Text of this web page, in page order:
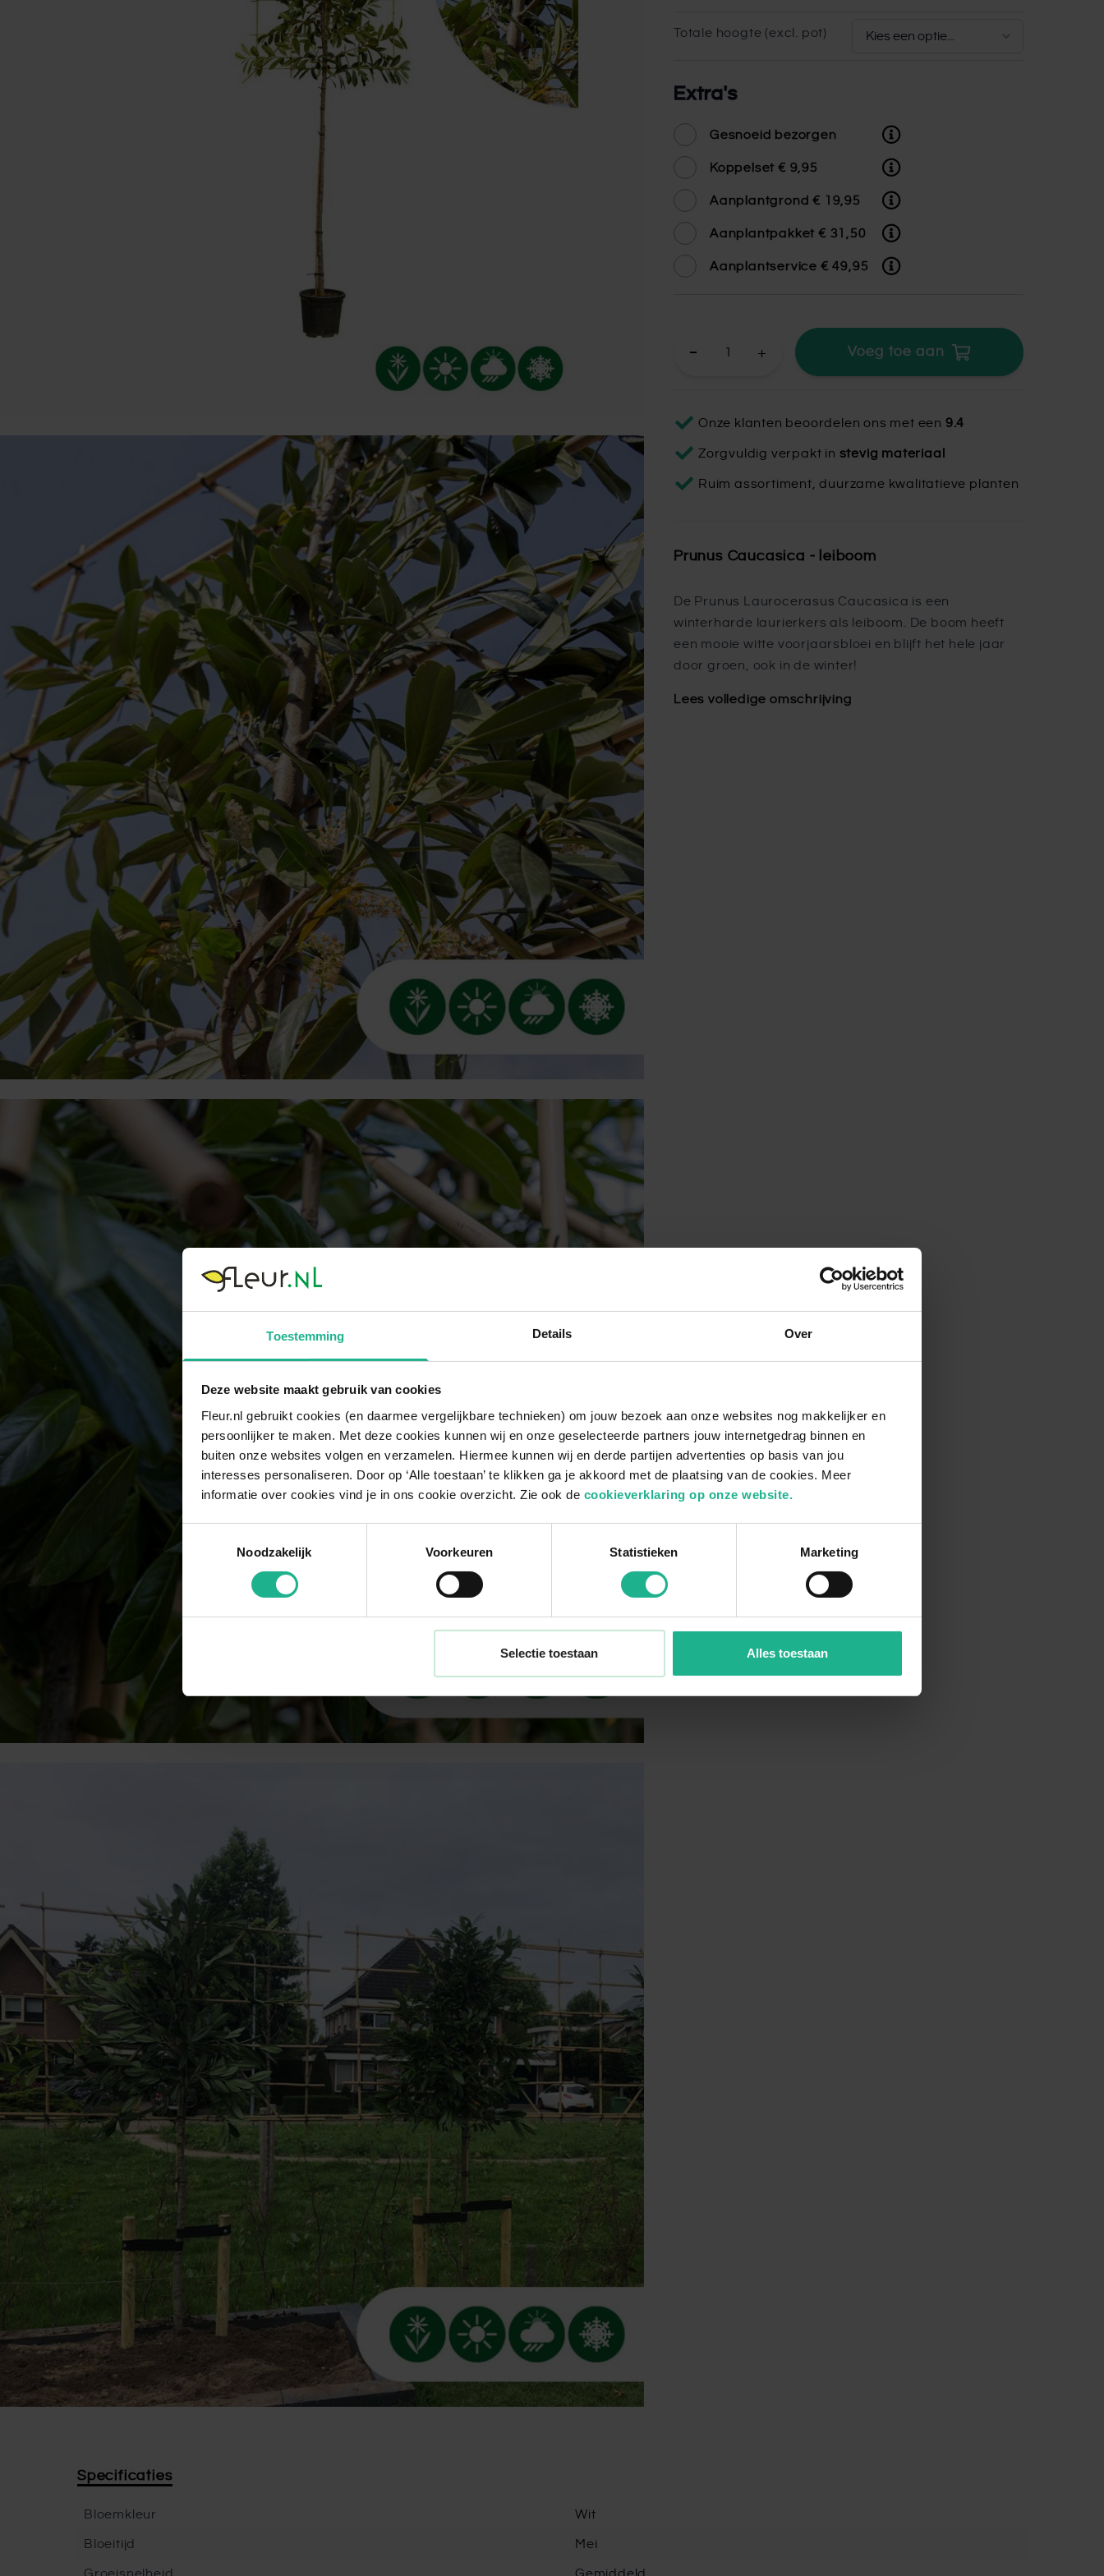
Toestemming Details Over
Deze website maakt gebruik van cookies
Fleur.nl gebruikt cookies (en daarmee vergelijkbare technieken) om jouw bezoek aan onze websites nog makkelijker en
persoonlijker te maken. Met deze cookies kunnen wij en onze geselecteerde partners jouw internetgedrag binnen en
buiten onze websites volgen en verzamelen. Hiermee kunnen wij en derde partijen advertenties op basis van jou
interesses personaliseren. Door op ‘Alle toestaan’ te klikken ga je akkoord met de plaatsing van de cookies. Meer
informatie over cookies vind je in ons cookie overzicht. Zie ook de cookieverklaring op onze website.
Noodzakelijk
Voorkeuren Statistieken Marketing
Selectie toestaan Alles toestaan
Totale hoogte (excl. pot)
Extra's
Gesnoeid bezorgen
Koppelset € 9,95
Aanplantgrond € 19,95
Aanplantpakket € 31,50
Aanplantservice € 49,95
+ Voeg toe aan
Onze klanten beoordelen ons met een 9.4
Zorgvuldig verpakt in stevig materiaal
Ruim assortiment, duurzame kwalitatieve planten
Prunus Caucasica - leiboom
De Prunus Laurocerasus Caucasica is een
winterharde laurierkers als leiboom. De boom heeft
een mooie witte voorjaarsbloei en blijft het hele jaar
door groen, ook in de winter!
Lees volledige omschrijving
Specificaties
Bloemkleur Wit
Bloeitijd Mei